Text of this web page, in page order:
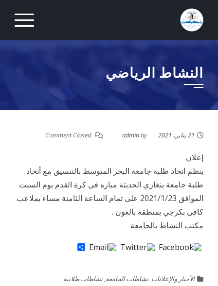
content
النشاط الرياضي
21 يناير، 2021 by
admin
Comment Closed
إعلان
ينظم اتحاد طلبة جامعة البحر المتوسط بالتنسيق مع أتحاد
طلبة جامعة بنغازي الحديثة مباره في كرة القدم يوم السبت
الموافق 2021/1/23 على تمام الساعة الثامنة مساء بملاعب
كافي بكرجي بمنطقة بالعون .
مكتب النشاط بالجامعة
الأخبار والإعلانات,نشاطات الجامعة,نشاطات طلابية